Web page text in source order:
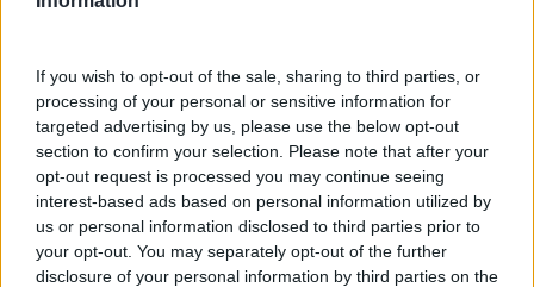
If you wish to opt-out of the sale, sharing to third parties, or
processing of your personal or sensitive information for
targeted advertising by us, please use the below opt-out
section to confirm your selection. Please note that after your
opt-out request is processed you may continue seeing
interest-based ads based on personal information utilized by
us or personal information disclosed to third parties prior to
your opt-out. You may separately opt-out of the further
disclosure of your personal information by third parties on the
AS MUDANÇAS AO
NÍVEL LABORAL: O QUE
ESPERAR E COMO SE
VÃO APLICAR AS
ALTERAÇÕES DA
LEGISLAÇÃO LABORAL
Seguinte
TRABALHO POR
TURNOS: QUE IMPACTO
TEM NA SAÚDE E NO
DESEMPENHO DOS
OPERADORES?